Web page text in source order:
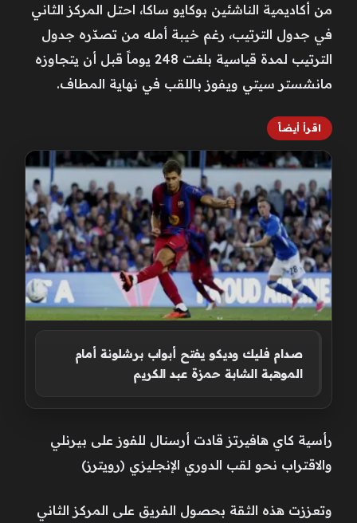
من أكاديمية الناشئين بوكايو ساكا، احتل المركز الثاني
في جدول الترتيب، رغم خيبة أمله من تصدّره جدول
الترتيب لمدة قياسية بلغت 248 يوماً قبل أن يتجاوزه
مانشستر سيتي ويفوز باللقب في نهاية المطاف.
اقرأ أيضاً
صدام فليك وديكو يفتح أبواب برشلونة أمام
الموهبة الشابة حمزة عبد الكريم
رأسية كاي هافيرتز قادت أرسنال للفوز على بيرنلي
والاقتراب نحو لقب الدوري الإنجليزي (رويترز)
وتعززت هذه الثقة بحصول الفريق على المركز الثاني